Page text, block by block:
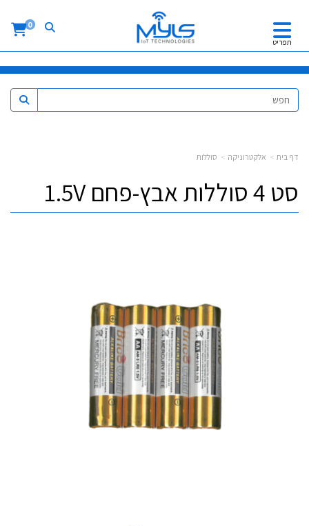
תפריט
0
דף בית אלקטרוניקה סוללות
סט 4 סוללות אבץ-פחם 1.5V